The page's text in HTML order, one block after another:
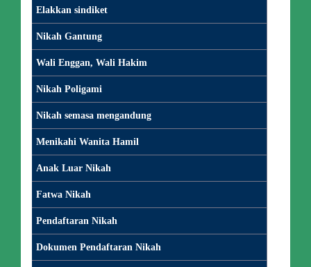
Elakkan sindiket
Nikah Gantung
Wali Enggan, Wali Hakim
Nikah Poligami
Nikah semasa mengandung
Menikahi Wanita Hamil
Anak Luar Nikah
Fatwa Nikah
Pendaftaran Nikah
Dokumen Pendaftaran Nikah